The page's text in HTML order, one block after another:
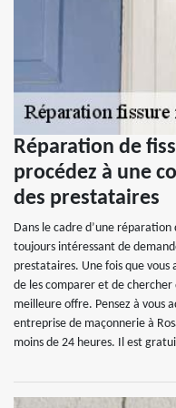
Réparation de
procédez à une
des prestataires
Dans le cadre d’une
toujours intéressant de
prestataires. Une fois que vous
de les comparer et de
meilleure offre. Pensez à vous
entreprise de maçonnerie à
moins de 24 heures. Il est